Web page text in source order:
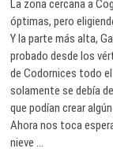
La zona cercana a
óptimas, pero
Y la parte más alta,
probado desde los
de Codornices todo
solamente se debía
que podían crear
Ahora nos toca
nieve …